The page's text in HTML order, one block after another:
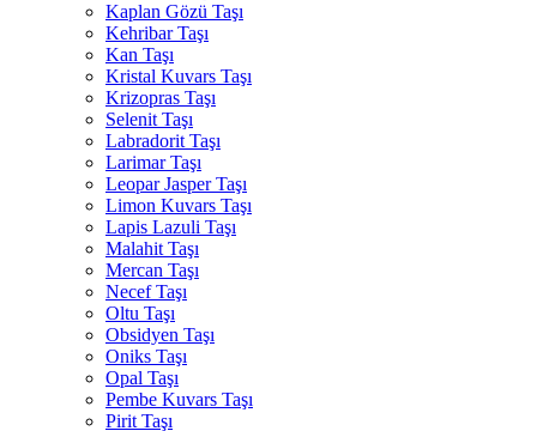
Kaplan Gözü Taşı
Kehribar Taşı
Kan Taşı
Kristal Kuvars Taşı
Krizopras Taşı
Selenit Taşı
Labradorit Taşı
Larimar Taşı
Leopar Jasper Taşı
Limon Kuvars Taşı
Lapis Lazuli Taşı
Malahit Taşı
Mercan Taşı
Necef Taşı
Oltu Taşı
Obsidyen Taşı
Oniks Taşı
Opal Taşı
Pembe Kuvars Taşı
Pirit Taşı